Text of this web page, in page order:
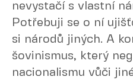
nevystačí s vlastní
Potřebuji se o ní
si národů jiných. A
šovinismus, který
nacionalismu vůči